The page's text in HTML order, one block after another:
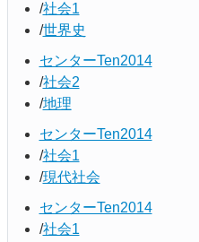
社会1
世界史
センターTen2014
社会2
地理
センターTen2014
社会1
現代社会
センターTen2014
社会1